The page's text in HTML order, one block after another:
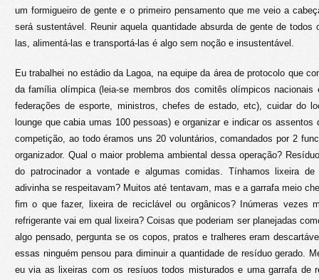
um formigueiro de gente e o primeiro pensamento que me veio a
será sustentável. Reunir aquela quantidade absurda de gente de todos
las, alimentá-las e transportá-las é algo sem noção e insustentável.
Eu trabalhei no estádio da Lagoa, na equipe da área de protocolo que
da família olímpica (leia-se membros dos comitês olímpicos nacionais
federações de esporte, ministros, chefes de estado, etc), cuidar do
lounge que cabia umas 100 pessoas) e organizar e indicar os
competição, ao todo éramos uns 20 voluntários, comandados por 2
organizador. Qual o maior problema ambiental dessa operação?
do patrocinador a vontade e algumas comidas. Tínhamos lixeira
adivinha se respeitavam? Muitos até tentavam, mas e a garrafa meio
fim o que fazer, lixeira de reciclável ou orgânicos? Inúmeras vezes
refrigerante vai em qual lixeira? Coisas que poderiam ser planejadas
algo pensado, pergunta se os copos, pratos e tralheres eram
essas ninguém pensou para diminuir a quantidade de resíduo gerado.
eu via as lixeiras com os resíuos todos misturados e uma garrafa de